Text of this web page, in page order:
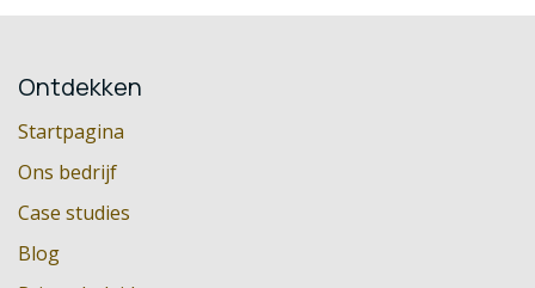
Ontdekken
Startpagina
Ons bedrijf
Case studies
Blog